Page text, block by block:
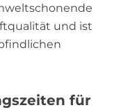
und ist
für